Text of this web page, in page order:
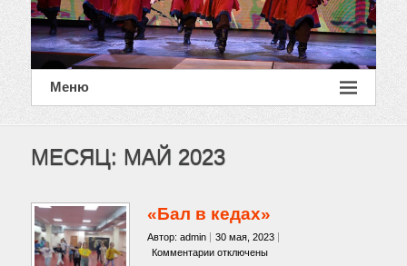
Меню
МЕСЯЦ: МАЙ 2023
«Бал в кедах»
Автор: admin
30 мая, 2023
Комментариикотключены